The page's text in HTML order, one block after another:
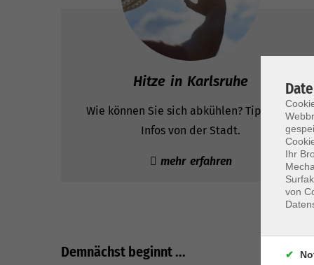
Hitze in Karlsruhe
Wie können Sie sich abkühlen? Tipps und
Infos von der Stadt.
mehr erfahren
Demnächst beginnt ...
Ihr
von